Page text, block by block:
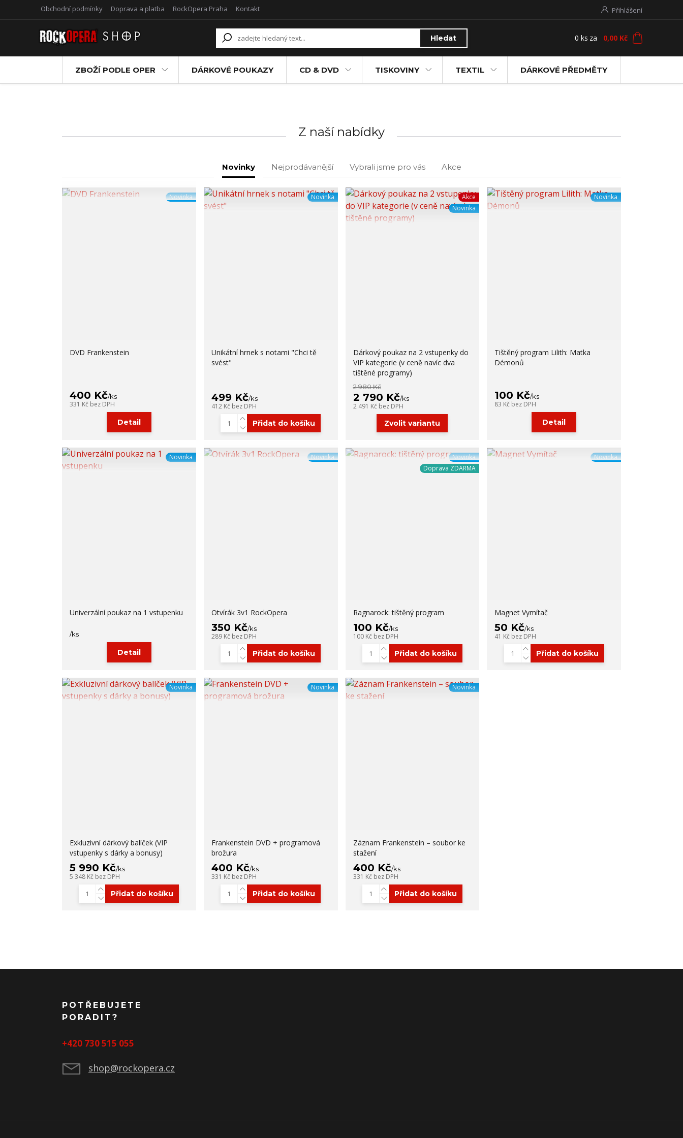
Obchodní podmínky Doprava a platba RockOpera Praha Kontakt Přihlášení
Hledat 0 ks za 0,00 Kč
ZBOŽÍ PODLE OPER DÁRKOVÉ POUKAZY CD & DVD TISKOVINY TEXTIL DÁRKOVÉ PŘEDMĚTY
Z naší nabídky
Novinky Nejprodávanější Vybrali jsme pro vás Akce
Novinka
DVD Frankenstein
400 Kč/ks
331 Kč bez DPH
Detail
Novinka
Unikátní hrnek s notami "Chci tě
svést"
499 Kč/ks
412 Kč bez DPH
Přidat do košíku
Akce
Novinka
Dárkový poukaz na 2 vstupenky do
VIP kategorie (v ceně navíc dva
tištěné programy)
2 980 Kč
2 790 Kč/ks
2 491 Kč bez DPH
Zvolit variantu
Novinka
Tištěný program Lilith: Matka
Démonů
100 Kč/ks
83 Kč bez DPH
Detail
Novinka
Univerzální poukaz na 1 vstupenku
/ks
Detail
Novinka
Otvírák 3v1 RockOpera
350 Kč/ks
289 Kč bez DPH
Přidat do košíku
Novinka
Doprava ZDARMA
Ragnarock: tištěný program
100 Kč/ks
100 Kč bez DPH
Přidat do košíku
Novinka
Magnet Vymítač
50 Kč/ks
41 Kč bez DPH
Přidat do košíku
Novinka
Exkluzivní dárkový balíček (VIP
vstupenky s dárky a bonusy)
5 990 Kč/ks
5 348 Kč bez DPH
Přidat do košíku
Novinka
Frankenstein DVD + programová
brožura
400 Kč/ks
331 Kč bez DPH
Přidat do košíku
Novinka
Záznam Frankenstein – soubor ke
stažení
400 Kč/ks
331 Kč bez DPH
Přidat do košíku
POTŘEBUJETE
PORADIT?
+420 730 515 055
shop@rockopera.cz